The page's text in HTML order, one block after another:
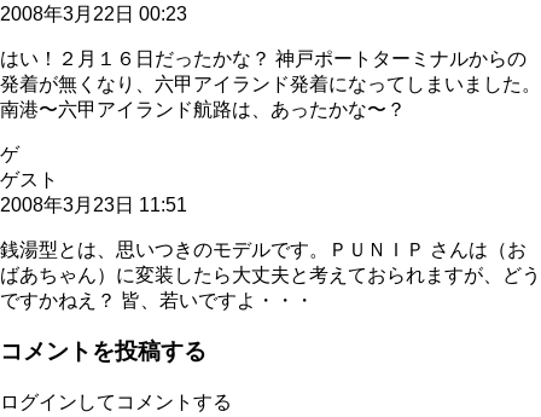
2008年3月22日 00:23
はい！２月１６日だったかな？ 神戸ポートターミナルからの
発着が無くなり、六甲アイランド発着になってしまいました。
南港〜六甲アイランド航路は、あったかな〜？
ゲ
ゲスト
2008年3月23日 11:51
銭湯型とは、思いつきのモデルです。ＰＵＮＩＰ さんは（お
ばあちゃん）に変装したら大丈夫と考えておられますが、どう
ですかねえ？ 皆、若いですよ・・・
コメントを投稿する
ログインしてコメントする